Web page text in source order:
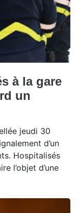
à la gare
un
jeudi 30
d’un
Hospitalisés
l’objet d’une